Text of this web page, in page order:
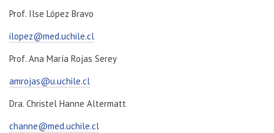
Prof. Ilse López Bravo
ilopez@med.uchile.cl
Prof. Ana María Rojas Serey
amrojas@u.uchile.cl
Dra. Christel Hanne Altermatt
channe@med.uchile.cl